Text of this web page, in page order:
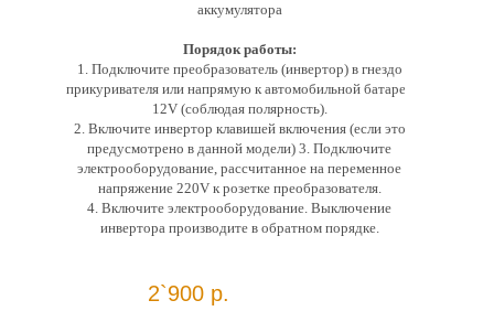
аккумулятора
Порядок работы:
1. Подключите преобразователь (инвертор) в гнездо
прикуривателя или напрямую к автомобильной батарее
12V (соблюдая полярность).
2. Включите инвертор клавишей включения (если это
предусмотрено в данной модели) 3. Подключите
электрооборудование, рассчитанное на переменное
напряжение 220V к розетке преобразователя.
4. Включите электрооборудование. Выключение
инвертора производите в обратном порядке.
2`900 р.